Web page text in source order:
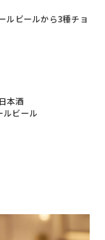
ルビールから3種チョ
本酒
ルビール